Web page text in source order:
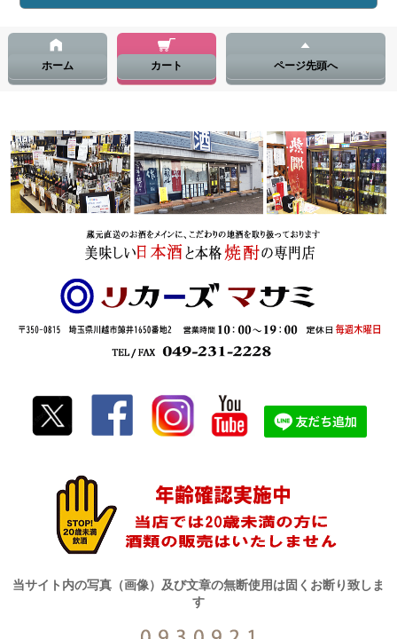
ホーム カート ページ先頭へ
当サイト内の写真（画像）及び文章の無断使用は固くお断り致しま
す